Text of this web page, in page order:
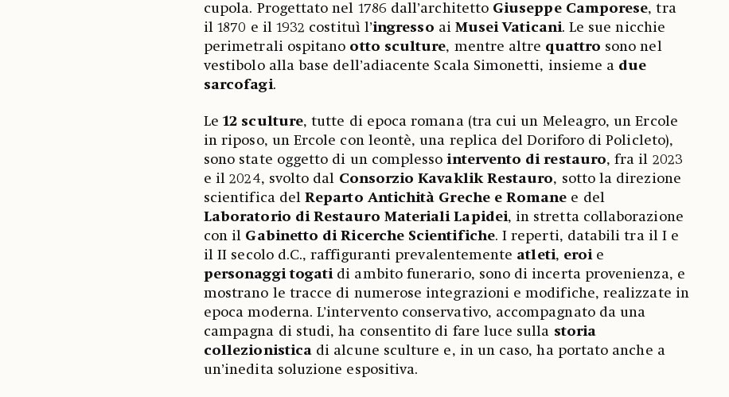
cupola. Progettato nel 1786 dall’architetto Giuseppe Camporese, tra
il 1870 e il 1932 costituì l’ingresso ai Musei Vaticani. Le sue nicchie
perimetrali ospitano otto sculture, mentre altre quattro sono nel
vestibolo alla base dell’adiacente Scala Simonetti, insieme a due
sarcofagi.
Le12 sculture, tutte di epoca romana (tra cui un Meleagro, un Ercole
in riposo, un Ercole con leontè, una replica del Doriforo di Policleto),
sono state oggetto di un complessointervento di restauro, fra il 2023
e il 2024, svolto dal Consorzio Kavaklik Restauro, sotto la direzione
scientifica delReparto Antichità Greche e Romane e del
Laboratorio di Restauro Materiali Lapidei, in stretta collaborazione
con il Gabinetto di Ricerche Scientifiche. I reperti, databili tra il I e
il II secolo d.C., raffiguranti prevalentemente atleti, eroie
personaggi togatidi ambito funerario, sono di incerta provenienza, e
mostrano le tracce di numerose integrazioni e modifiche, realizzate in
epoca moderna. L’intervento conservativo, accompagnato da una
campagna di studi, ha consentito di fare luce sulla storia
collezionistica di alcune sculture e, in un caso, ha portato anche a
un’inedita soluzione espositiva.